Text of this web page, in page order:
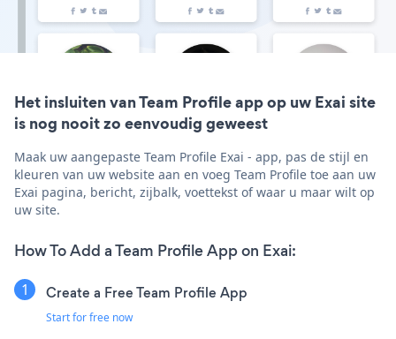
Het insluiten van Team Profile app op uw Exai site
is nog nooit zo eenvoudig geweest
Maak uw aangepaste Team Profile Exai - app, pas de stijl en
kleuren van uw website aan en voeg Team Profile toe aan uw
Exai pagina, bericht, zijbalk, voettekst of waar u maar wilt op
uw site.
How To Add a Team Profile App on Exai:
Create a Free Team Profile App
Start for free now